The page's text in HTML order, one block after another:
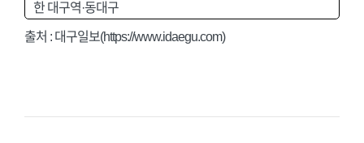
한 대구역·동대구
출처 : 대구일보(https://www.idaegu.com)